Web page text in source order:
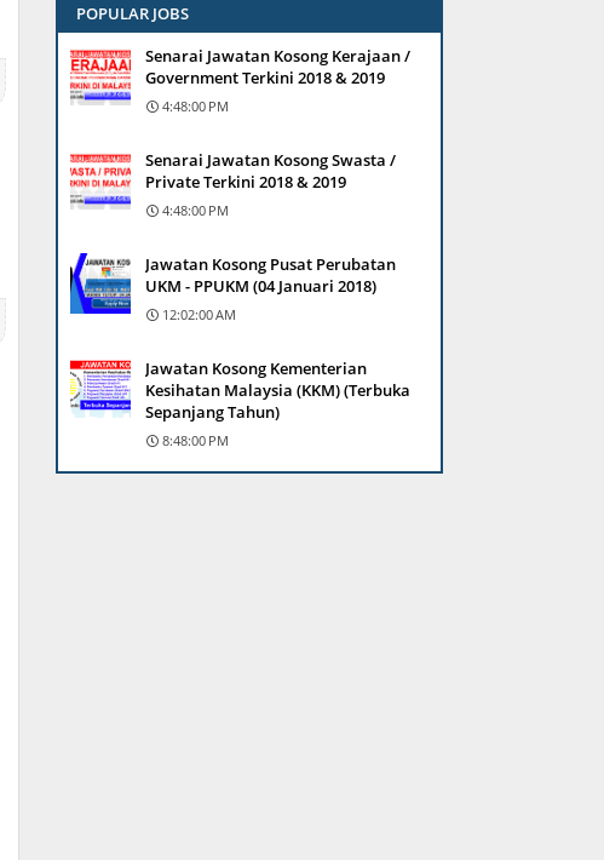
POPULAR JOBS
Senarai Jawatan Kosong Kerajaan /
Government Terkini 2018 & 2019
4:48:00 PM
Senarai Jawatan Kosong Swasta /
Private Terkini 2018 & 2019
4:48:00 PM
Jawatan Kosong Pusat Perubatan
UKM - PPUKM (04 Januari 2018)
12:02:00 AM
Jawatan Kosong Kementerian
Kesihatan Malaysia (KKM) (Terbuka
Sepanjang Tahun)
8:48:00 PM